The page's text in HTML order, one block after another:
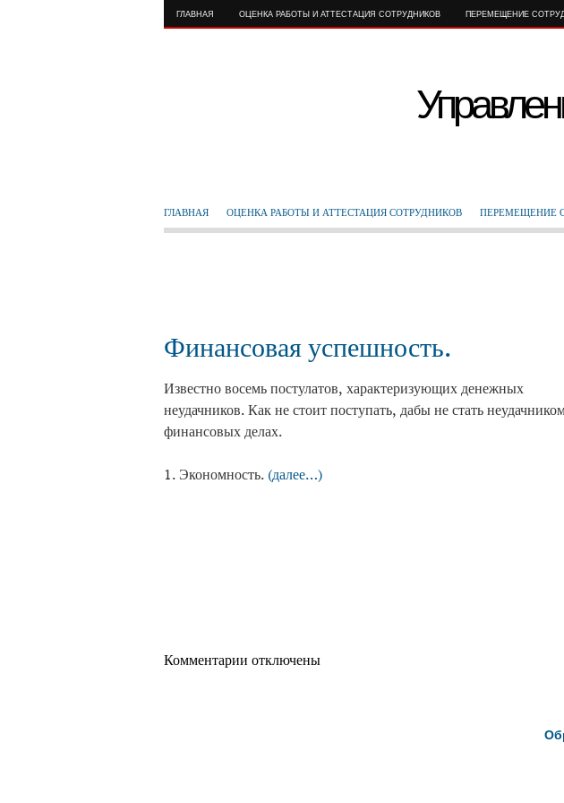
ГЛАВНАЯ ОЦЕНКА РАБОТЫ И АТТЕСТАЦИЯ СОТРУДНИКОВ ПЕРЕМЕЩЕНИЕ
ГЛАВНАЯ ОЦЕНКА РАБОТЫ И АТТЕСТАЦИЯ СОТРУДНИКОВ ПЕРЕМЕЩЕНИЕ
Финансовая успешность.
Известно восемь постулатов, характеризующих денежных
неудачников. Как не стоит поступать, дабы не стать
финансовых делах.
1. Экономность. (далее…)
Комментарии отключены